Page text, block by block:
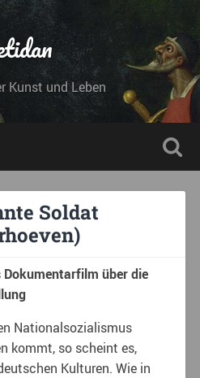
Kunst und Leben
Soldat
Dokumentarfilm über die
Nationalsozialismus
kommt, so scheint es,
Kulturen. Wie in